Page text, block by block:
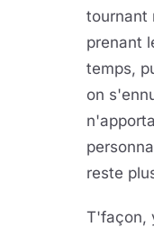
tournant
prenant
temps,
on
reste
T'façon,